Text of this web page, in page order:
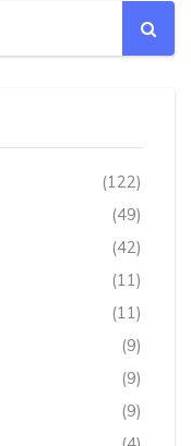
(122)
(49)
(42)
(11)
(11)
(9)
(9)
(9)